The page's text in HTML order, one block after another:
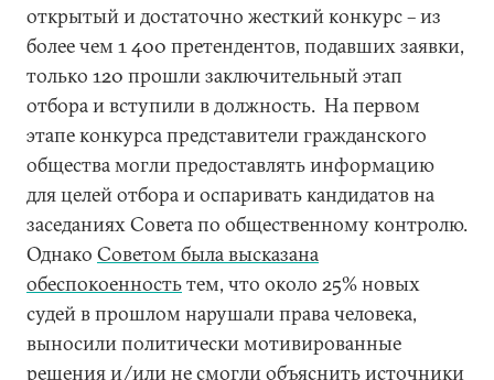
открытый и достаточно жесткий конкурс – из
более чем 1 400 претендентов, подавших заявки,
только 120 прошли заключительный этап
отбора и вступили в должность. На первом
этапе конкурса представители гражданского
общества могли предоставлять информацию
для целей отбора и оспаривать кандидатов на
заседаниях Совета по общественному контролю.
Однако Советом была высказана
обеспокоенностьтем, что около 25% новых
судей в прошлом нарушали права человека,
выносили политически мотивированные
решения и/или не смогли объяснить источники